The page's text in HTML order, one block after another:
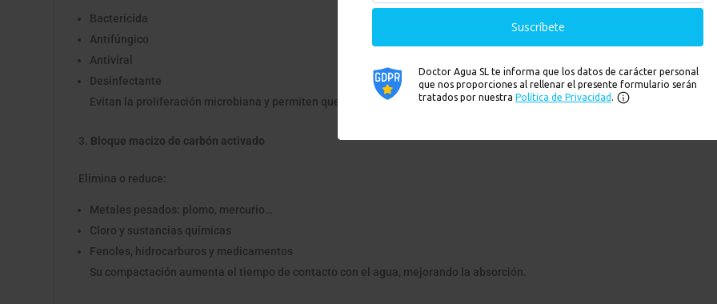
Bactericida
Antifúngico
Antiviral
Desinfectante
Evitan la proliferación microbiana y permiten que el filtro se autoesterilice.
Bloque macizo de carbón activado
Elimina o reduce:
Metales pesados: plomo, mercurio…
Cloro y sustancias químicas
Fenoles, hidrocarburos y medicamentos
Su compactación aumenta el tiempo de contacto con el agua, mejorando la absorción.